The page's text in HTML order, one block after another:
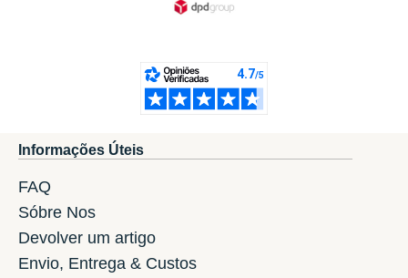
Informações Úteis
FAQ
Sóbre Nos
Devolver um artigo
Envio, Entrega & Custos